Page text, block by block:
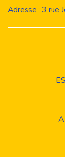
Adresse : 3 rue